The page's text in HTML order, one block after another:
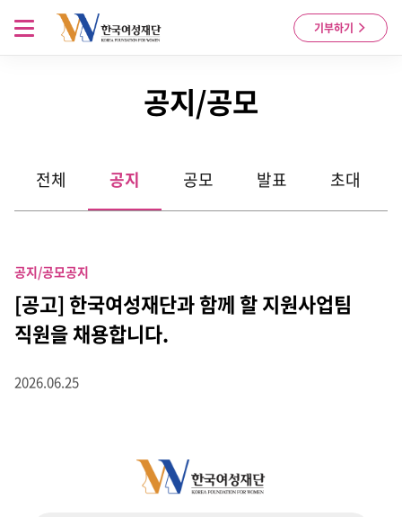
Skip to content
기부하기
메뉴 열기
공지/공모
전체 공지 공모 발표 초대
공지/공모공지
[공고] 한국여성재단과 함께 할 지원사업팀
직원을 채용합니다.
2026.06.25